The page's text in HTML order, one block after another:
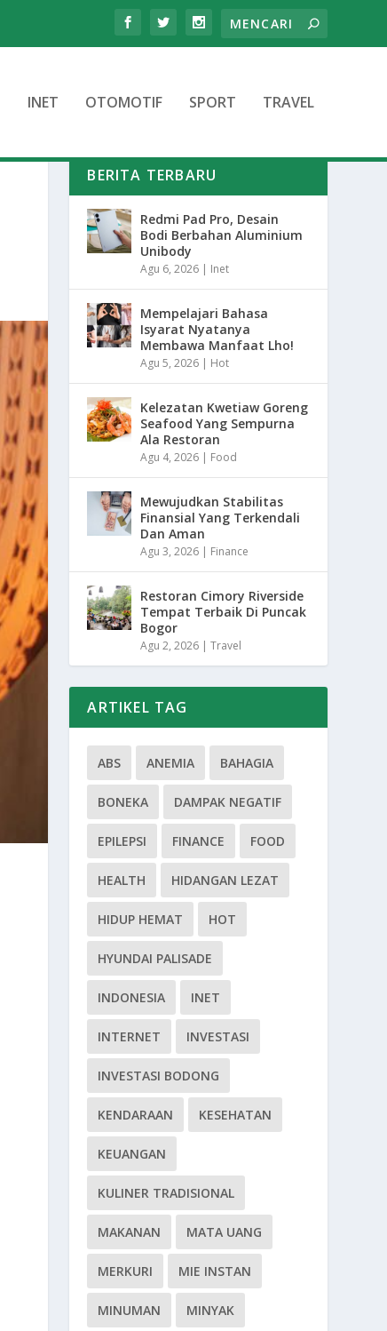
INET OTOMOTIF SPORT TRAVEL
BERITA TERBARU
Redmi Pad Pro, Desain
Bodi Berbahan Aluminium
Unibody
Agu 6, 2026 | Inet
Mempelajari Bahasa
Isyarat Nyatanya
Membawa Manfaat Lho!
Agu 5, 2026 | Hot
Kelezatan Kwetiaw Goreng
Seafood Yang Sempurna
Ala Restoran
Agu 4, 2026 | Food
Mewujudkan Stabilitas
Finansial Yang Terkendali
Dan Aman
Agu 3, 2026 | Finance
Restoran Cimory Riverside
Tempat Terbaik Di Puncak
Bogor
Agu 2, 2026 |Travel
ARTIKEL TAG
ABS ANEMIA BAHAGIA
BONEKA DAMPAK NEGATIF
EPILEPSI FINANCE FOOD
HEALTH HIDANGAN LEZAT
HIDUP HEMAT HOT
HYUNDAI PALISADE
INDONESIA INET
INTERNET INVESTASI
INVESTASI BODONG
KENDARAAN KESEHATAN
KEUANGAN
KULINER TRADISIONAL
MAKANAN MATA UANG
MERKURI MIE INSTAN
MINUMAN MINYAK